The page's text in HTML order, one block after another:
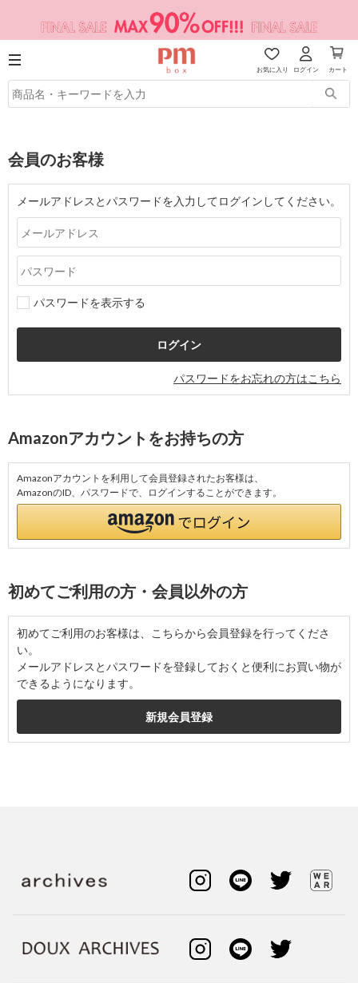
お気に入り ログイン カート
会員のお客様
メールアドレスとパスワードを入力してログインしてください。
パスワードを表示する
パスワードをお忘れの方はこちら
Amazonアカウントをお持ちの方
Amazonアカウントを利用して会員登録されたお客様は、
AmazonのID、パスワードで、ログインすることができます。
初めてご利用の方・会員以外の方
初めてご利用のお客様は、こちらから会員登録を行ってくださ
い。
メールアドレスとパスワードを登録しておくと便利にお買い物が
できるようになります。